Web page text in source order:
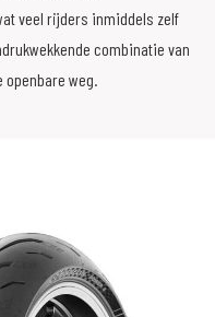
veel rijders inmiddels zelf
combinatie van
weg.